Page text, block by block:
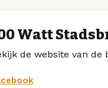
Watt
de website van de